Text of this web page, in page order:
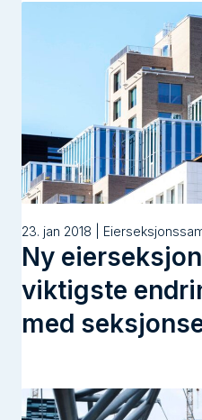
23. jan 2018 |
Ny
viktigste
med